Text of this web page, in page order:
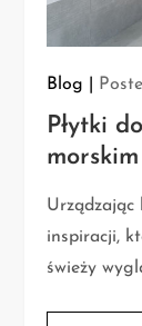
Blog
Płytki
Urządzając
inspiracji,
świeży